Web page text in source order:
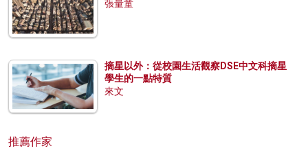
張量童
摘星以外：從校園生活觀察DSE中文科摘星
學生的一點特質
來文
推薦作家